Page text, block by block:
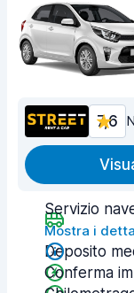
7,6
Servizio
Mostra i
Deposito
Conferma